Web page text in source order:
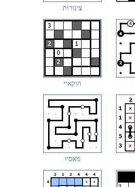
צינורות
הוקאיי
מאסיו